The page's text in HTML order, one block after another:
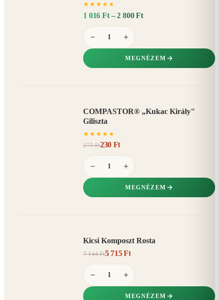
★ ★ ★ ★ ★
1 016 Ft – 2 800 Ft
− +
MEGNÉZEM
COMPASTOR® „Kukac Király"
Giliszta
★ ★ ★ ★ ★
275 Ft230 Ft
− +
MEGNÉZEM
Kicsi Komposzt Rosta
7 144 Ft5 715 Ft
− +
MEGNÉZEM